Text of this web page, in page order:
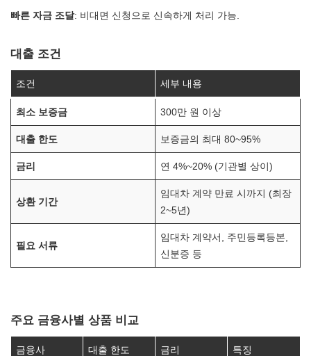
빠른 자금 조달: 비대면 신청으로 신속하게 처리 가능.
대출 조건
조건 세부 내용
최소 보증금 300만 원 이상
대출 한도 보증금의 최대 80~95%
금리 연 4%~20% (기관별 상이)
상환 기간
임대차 계약 만료 시까지 (최장
2~5년)
필요 서류
임대차 계약서, 주민등록등본,
신분증 등
주요 금융사별 상품 비교
금융사 대출 한도 금리 특징